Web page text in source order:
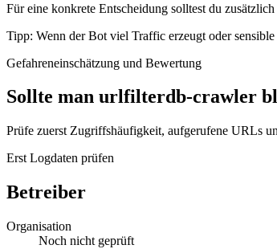
Für eine konkrete Entscheidung solltest du
Tipp: Wenn der Bot viel Traffic erzeugt oder
Gefahreneinschätzung und Bewertung
Sollte man urlfilterdb-crawler
Prüfe zuerst Zugriffshäufigkeit, aufgerufene URLs
Erst Logdaten prüfen
Betreiber
Organisation
Noch nicht geprüft